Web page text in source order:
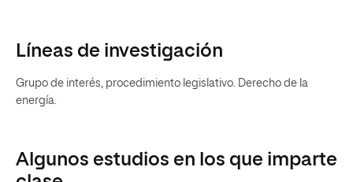
Líneas de investigación
Grupo de interés, procedimiento legislativo. Derecho de la
energía.
Algunos estudios en los que imparte